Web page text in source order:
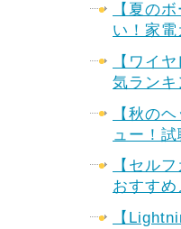
【夏の
い！家
【ワイ
気ランキ
【秋の
ュー！
【セル
おすす
【